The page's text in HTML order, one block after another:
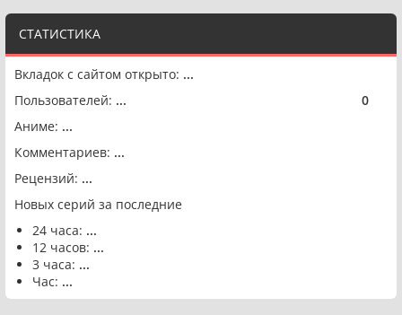
СТАТИСТИКА
Вкладок с сайтом открыто: ...
Пользователей: ... 0
Аниме: ...
Комментариев: ...
Рецензий: ...
Новых серий за последние
24 часа: ...
12 часов: ...
3 часа: ...
Час: ...